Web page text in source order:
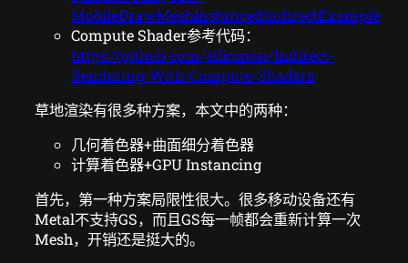
MobileDrawMeshInstancedIndirectExample
Compute Shader参考代码：
https://github.com/ellioman/Indirect-
Rendering-With-Compute-Shaders
草地渲染有很多种方案，本文中的两种：
几何着色器+曲面细分着色器
计算着色器+GPU Instancing
首先，第一种方案局限性很大。很多移动设备还有
Metal不支持GS，而且GS每一帧都会重新计算一次
Mesh，开销还是挺大的。